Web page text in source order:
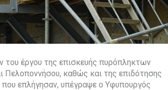
έργου της επισκευής πυρόπληκτων
Πελοποννήσου, καθώς και της επιδότησης
που επλήγησαν, υπέγραψε ο Υφυπουργός